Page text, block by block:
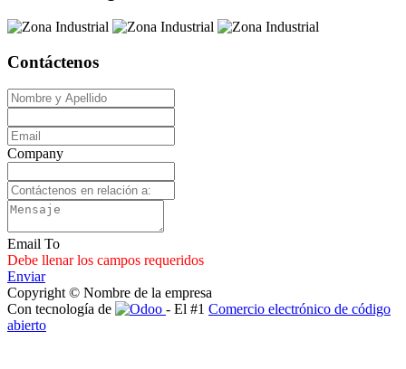
Contáctenos
Company
Email To
Debe llenar los campos requeridos
Enviar
Copyright © Nombre de la empresa
Con tecnología de
- El #1 Comercio electrónico de código
abierto